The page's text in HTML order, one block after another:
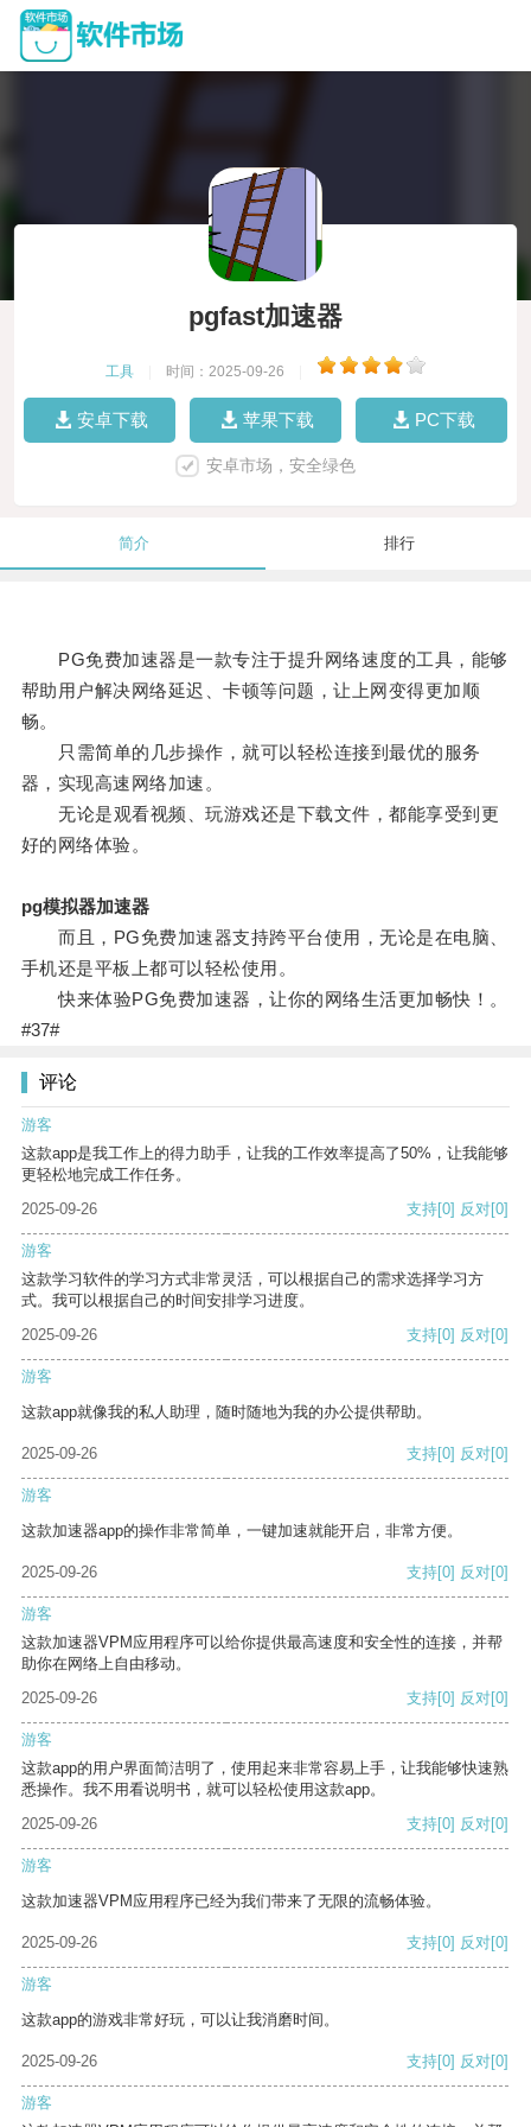
pgfast加速器
工具 时间：2025-09-26
安卓下载 苹果下载 PC下载
安卓市场，安全绿色
简介 排行
PG免费加速器是一款专注于提升网络速度的工具，能够
帮助用户解决网络延迟、卡顿等问题，让上网变得更加顺
畅。
只需简单的几步操作，就可以轻松连接到最优的服务
器，实现高速网络加速。
无论是观看视频、玩游戏还是下载文件，都能享受到更
好的网络体验。
pg模拟器加速器
而且，PG免费加速器支持跨平台使用，无论是在电脑、
手机还是平板上都可以轻松使用。
快来体验PG免费加速器，让你的网络生活更加畅快！。
#37#
评论
游客
这款app是我工作上的得力助手，让我的工作效率提高了50%，让我能够
更轻松地完成工作任务。
2025-09-26
支持[0] 反对[0]
游客
这款学习软件的学习方式非常灵活，可以根据自己的需求选择学习方
式。我可以根据自己的时间安排学习进度。
2025-09-26
支持[0] 反对[0]
游客
这款app就像我的私人助理，随时随地为我的办公提供帮助。
2025-09-26 支持[0] 反对[0]
游客
这款加速器app的操作非常简单，一键加速就能开启，非常方便。
2025-09-26 支持[0] 反对[0]
游客
这款加速器VPM应用程序可以给你提供最高速度和安全性的连接，并帮
助你在网络上自由移动。
2025-09-26
支持[0] 反对[0]
游客
这款app的用户界面简洁明了，使用起来非常容易上手，让我能够快速熟
悉操作。我不用看说明书，就可以轻松使用这款app。
2025-09-26
支持[0] 反对[0]
游客
这款加速器VPM应用程序已经为我们带来了无限的流畅体验。
2025-09-26 支持[0] 反对[0]
游客
这款app的游戏非常好玩，可以让我消磨时间。
2025-09-26 支持[0] 反对[0]
游客